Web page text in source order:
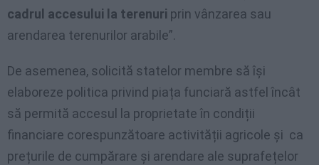
cadrul accesului la terenuri prin vânzarea sau
arendarea terenurilor arabile”.
De asemenea, solicită statelor membre să își
elaboreze politica privind piața funciară astfel încât
să permită accesul la proprietate în condiții
financiare corespunzătoare activității agricole şi ca
prețurile de cumpărare și arendare ale suprafețelor